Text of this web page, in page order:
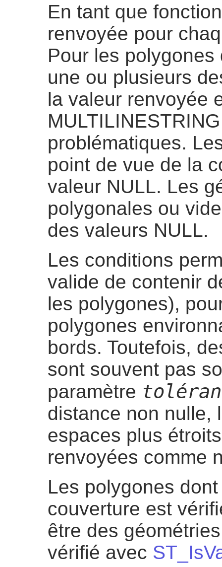
En tant que
renvoyée pour
Pour les
une ou plusieurs
la valeur renvoyée
problématiques.
point de vue de la
valeur NULL. Les
polygonales ou
des valeurs NULL.
Les conditions
valide de contenir
les polygones),
polygones
bords. Toutefois,
sont souvent pas
paramètre
distance non nulle,
espaces plus
renvoyées comme
Les polygones
couverture est
être des
vérifié avec